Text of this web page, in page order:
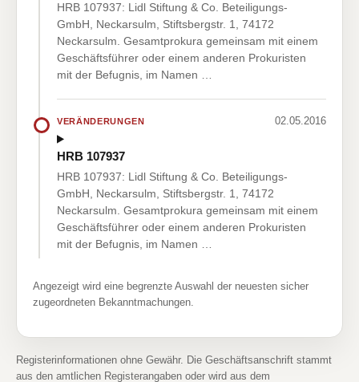
HRB 107937: Lidl Stiftung & Co. Beteiligungs-
GmbH, Neckarsulm, Stiftsbergstr. 1, 74172
Neckarsulm. Gesamtprokura gemeinsam mit einem
Geschäftsführer oder einem anderen Prokuristen
mit der Befugnis, im Namen …
VERÄNDERUNGEN 02.05.2016
HRB 107937
HRB 107937: Lidl Stiftung & Co. Beteiligungs-
GmbH, Neckarsulm, Stiftsbergstr. 1, 74172
Neckarsulm. Gesamtprokura gemeinsam mit einem
Geschäftsführer oder einem anderen Prokuristen
mit der Befugnis, im Namen …
Angezeigt wird eine begrenzte Auswahl der neuesten sicher
zugeordneten Bekanntmachungen.
Registerinformationen ohne Gewähr. Die Geschäftsanschrift stammt
aus den amtlichen Registerangaben oder wird aus dem